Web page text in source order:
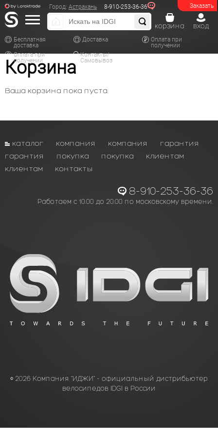
Заказать
Город: Астрахань 8-910-253-36-36
Бесплатная
доставка
Доставка
Оплата при
получении
Оплата при
получении
Контакты/
Самовывоз
вход
корзина
Корзина
Ваша корзина пока пуста.
каталог компания компания
гарантия
гарантия
покупка покупка
клиентам
клиентам
контакты
8-910-253-36-36
Работаем с 10.00 до 20.00 по московскому времени.
© 2026 Компания “ИДЖИ” - официальный дистрибьютер
велосипедов IDGI в России